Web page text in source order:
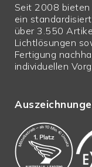
Seit 2008 bieten
ein
über 3.550
Lichtlösungen
Fertigung
individuellen